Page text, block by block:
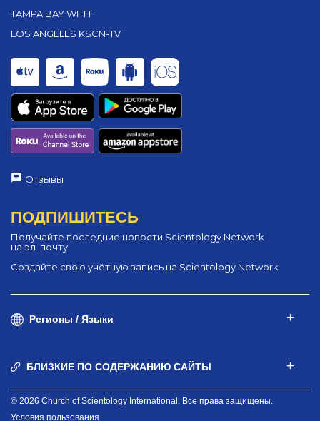
TAMPA BAY WFTT
LOS ANGELES KSCN-TV
Отзывы
ПОДПИШИТЕСЬ
Получайте последние новости Scientology Network
на эл. почту
Создайте свою учётную запись на Scientology Network
Регионы / Языки
БЛИЗКИЕ ПО СОДЕРЖАНИЮ САЙТЫ
© 2026 Church of Scientology International. Все права защищены.
Условия пользования